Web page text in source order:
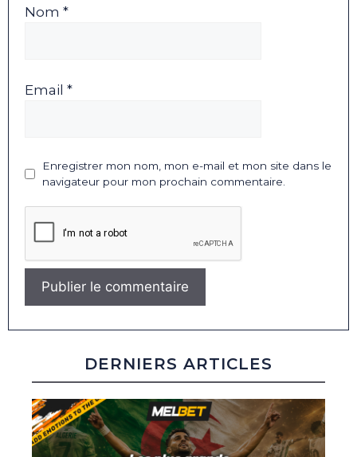
Nom *
Email *
Enregistrer mon nom, mon e-mail et mon site dans le
navigateur pour mon prochain commentaire.
DERNIERS ARTICLES